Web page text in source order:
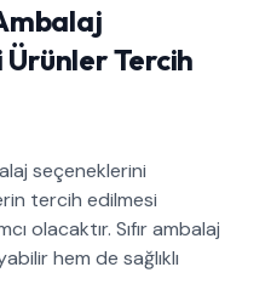
Tercih
seçeneklerini
tercih edilmesi
olacaktır. Sıfır ambalaj
hem de sağlıklı